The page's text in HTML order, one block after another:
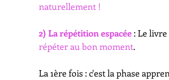
naturellement !
2) La répétition espacée : Le
répéter au bon moment.
La 1ère fois : c'est la phase